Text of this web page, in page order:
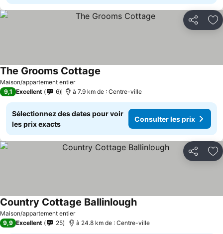
Partager
Maison/appartement entier
The Grooms Cottage
9,1 Excellent 6 à 7.9 km de : Centre-ville
Sélectionnez des dates pour voir
les prix exacts
Consulter les prix
Partager
Maison/appartement entier
Country Cottage Ballinlough
9,9 Excellent 25 à 24.8 km de : Centre-ville